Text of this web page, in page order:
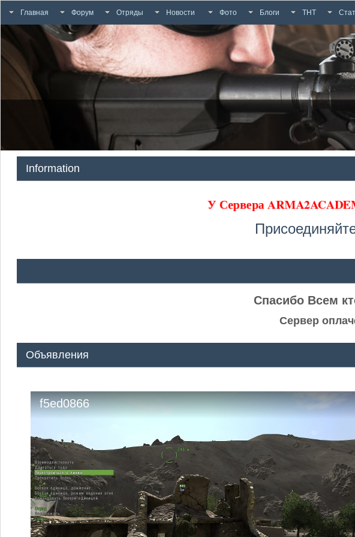
Главная Форум Отряды Новости Фото Блоги ТНТ
Information
У Сервера
Спасибо Всем
Сервер
Объявления
f5ed0866